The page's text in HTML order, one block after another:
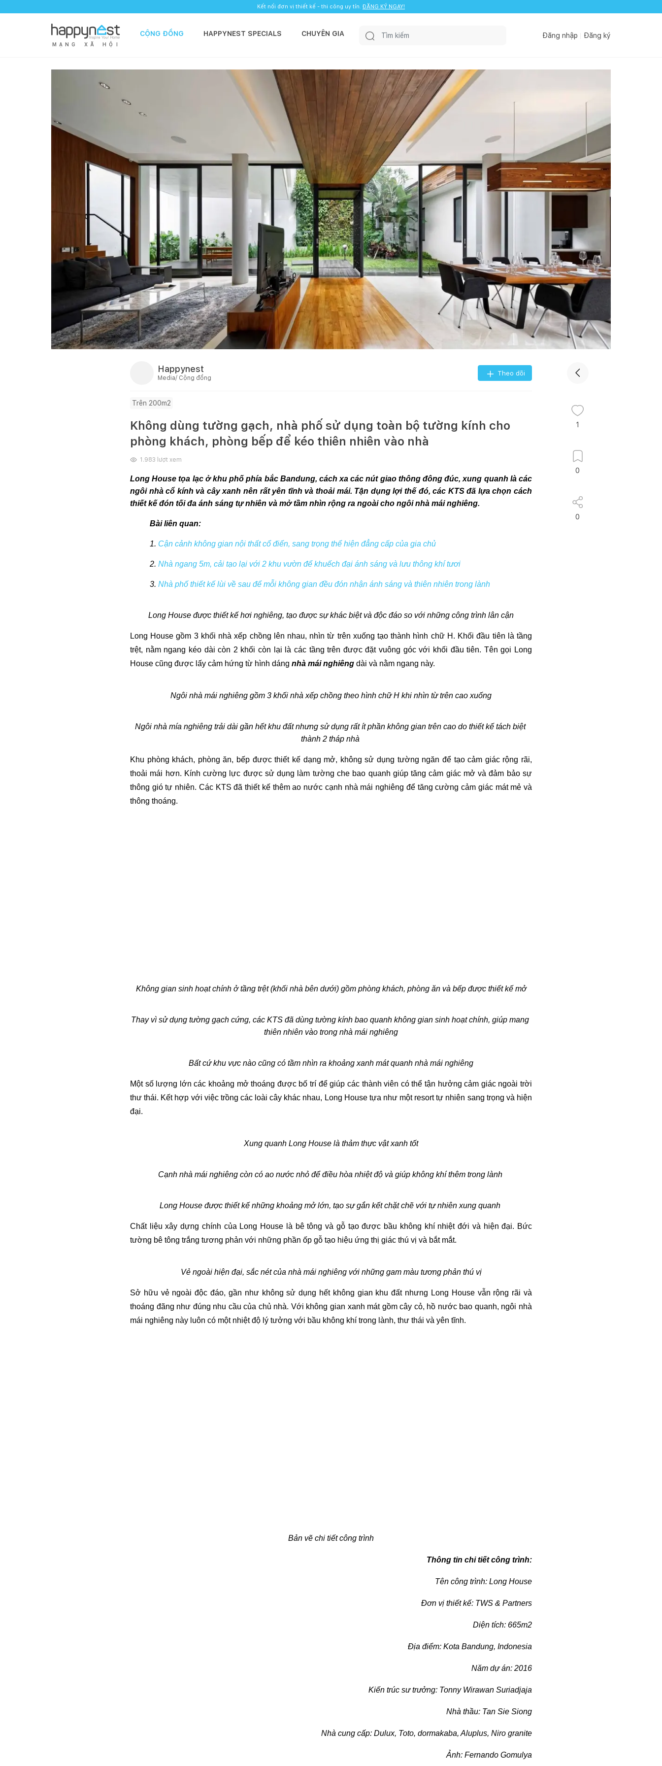
Kết nối đơn vị thiết kế - thi công uy tín. ĐĂNG KÝ NGAY!
M Ạ N G X Ã H Ộ I
CỘNG ĐỒNG HAPPYNEST SPECIALS CHUYÊN GIA Đăng nhập Đăng ký
Happynest
Media/ Cộng đồng
Theo dõi
Trên 200m2
Không dùng tường gạch, nhà phố sử dụng toàn bộ tường kính cho
phòng khách, phòng bếp để kéo thiên nhiên vào nhà
1.983 lượt xem
Long House tọa lạc ở khu phố phía bắc Bandung, cách xa các nút giao thông đông đúc, xung quanh là các
ngôi nhà cổ kính và cây xanh nên rất yên tĩnh và thoải mái. Tận dụng lợi thế đó, các KTS đã lựa chọn cách
thiết kế đón tối đa ánh sáng tự nhiên và mở tầm nhìn rộng ra ngoài cho ngôi nhà mái nghiêng.
Bài liên quan:
1. Cận cảnh không gian nội thất cổ điển, sang trọng thể hiện đẳng cấp của gia chủ
2. Nhà ngang 5m, cải tạo lại với 2 khu vườn để khuếch đại ánh sáng và lưu thông khí tươi
3. Nhà phố thiết kế lùi về sau để mỗi không gian đều đón nhận ánh sáng và thiên nhiên trong lành
Long House được thiết kế hơi nghiêng, tạo được sự khác biệt và độc đáo so với những công trình lân cận
Long House gồm 3 khối nhà xếp chồng lên nhau, nhìn từ trên xuống tạo thành hình chữ H. Khối đầu tiên là tầng
trệt, nằm ngang kéo dài còn 2 khối còn lại là các tầng trên được đặt vuông góc với khối đầu tiên. Tên gọi Long
House cũng được lấy cảm hứng từ hình dáng nhà mái nghiêng dài và nằm ngang này.
Ngôi nhà mái nghiêng gồm 3 khối nhà xếp chồng theo hình chữ H khi nhìn từ trên cao xuống
Ngôi nhà mía nghiêng trải dài gần hết khu đất nhưng sử dụng rất ít phần không gian trên cao do thiết kế tách biệt
thành 2 tháp nhà
Khu phòng khách, phòng ăn, bếp được thiết kế dạng mở, không sử dụng tường ngăn để tạo cảm giác rộng rãi,
thoải mái hơn. Kính cường lực được sử dụng làm tường che bao quanh giúp tăng cảm giác mở và đảm bảo sự
thông gió tự nhiên. Các KTS đã thiết kế thêm ao nước cạnh nhà mái nghiêng để tăng cường cảm giác mát mẻ và
thông thoáng.
Không gian sinh hoạt chính ở tầng trệt (khối nhà bên dưới) gồm phòng khách, phòng ăn và bếp được thiết kế mở
Thay vì sử dụng tường gạch cứng, các KTS đã dùng tường kính bao quanh không gian sinh hoạt chính, giúp mang
thiên nhiên vào trong nhà mái nghiêng
Bất cứ khu vực nào cũng có tầm nhìn ra khoảng xanh mát quanh nhà mái nghiêng
Một số lượng lớn các khoảng mở thoáng được bố trí để giúp các thành viên có thể tận hưởng cảm giác ngoài trời
thư thái. Kết hợp với việc trồng các loài cây khác nhau, Long House tựa như một resort tự nhiên sang trọng và hiện
đại.
Xung quanh Long House là thảm thực vật xanh tốt
Cạnh nhà mái nghiêng còn có ao nước nhỏ để điều hòa nhiệt độ và giúp không khí thêm trong lành
Long House được thiết kế những khoảng mở lớn, tạo sự gắn kết chặt chẽ với tự nhiên xung quanh
Chất liệu xây dựng chính của Long House là bê tông và gỗ tạo được bầu không khí nhiệt đới và hiện đại. Bức
tường bê tông trắng tương phản với những phần ốp gỗ tạo hiệu ứng thị giác thú vị và bắt mắt.
Vẻ ngoài hiện đại, sắc nét của nhà mái nghiêng với những gam màu tương phản thú vị
Sở hữu vẻ ngoài độc đáo, gần như không sử dụng hết không gian khu đất nhưng Long House vẫn rộng rãi và
thoáng đãng như đúng nhu cầu của chủ nhà. Với không gian xanh mát gồm cây cỏ, hồ nước bao quanh, ngôi nhà
mái nghiêng này luôn có một nhiệt độ lý tưởng với bầu không khí trong lành, thư thái và yên tĩnh.
Bản vẽ chi tiết công trình
Thông tin chi tiết công trình:
Tên công trình: Long House
Đơn vị thiết kế: TWS & Partners
Diện tích: 665m2
Địa điểm: Kota Bandung, Indonesia
Năm dự án: 2016
Kiến trúc sư trưởng: Tonny Wirawan Suriadjaja
Nhà thầu: Tan Sie Siong
Nhà cung cấp: Dulux, Toto, dormakaba, Aluplus, Niro granite
Ảnh: Fernando Gomulya
1
0
0